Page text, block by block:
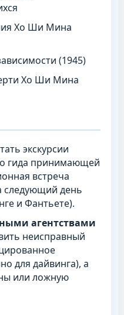
Хо Ши Мина
(1945)
Хо Ши Мина
экскурсии
гида принимающей
встреча
следующий день
и Фантьете).
агентствами
неисправный
для дайвинга), а
или ложную